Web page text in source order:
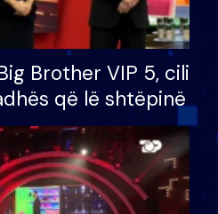
Brother VIP 5, cili
që lë shtëpinë